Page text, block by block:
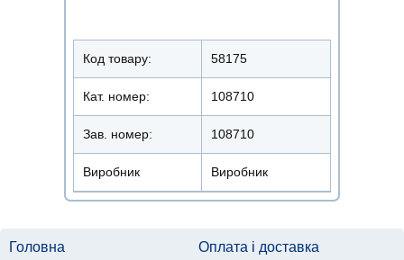
Код товару: 58175
Кат. номер: 108710
Зав. номер: 108710
Виробник Виробник
Головна
Оплата і доставка